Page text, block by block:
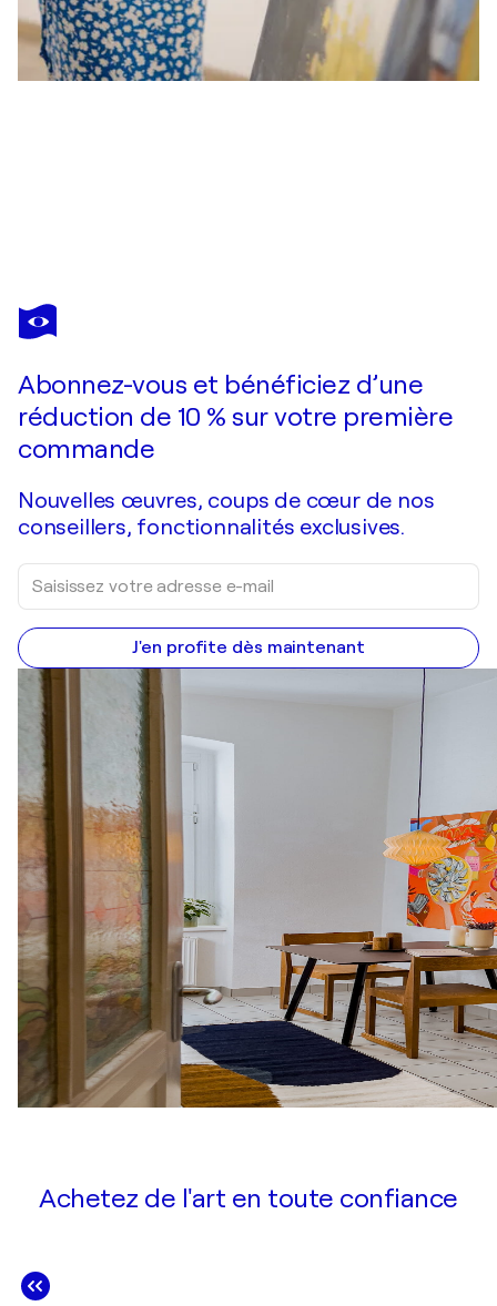
ANI MURADYAN
Beyond Every Limit
Abonnez-vous et bénéficiez d’une
réduction de 10 % sur votre première
commande
Nouvelles œuvres, coups de cœur de nos
conseillers, fonctionnalités exclusives.
J'en profite dès maintenant
Achetez de l'art en toute confiance